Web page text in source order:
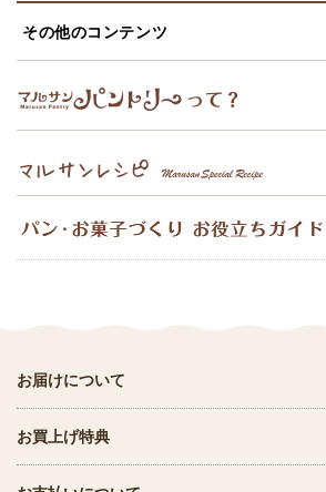
その他のコンテンツ
お届けについて
お買上げ特典